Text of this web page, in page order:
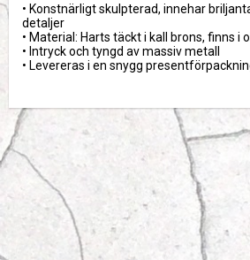
• Konstnärligt skulpterad, innehar
detaljer
• Material: Harts täckt i kall brons, finns i
• Intryck och tyngd av massiv metall
• Levereras i en snygg